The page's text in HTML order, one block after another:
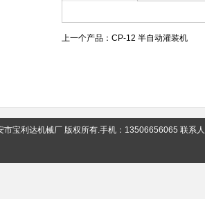
上一个产品： CP-12 半自动灌装机
宝利达机械厂 版权所有.手机：13506656065 联系